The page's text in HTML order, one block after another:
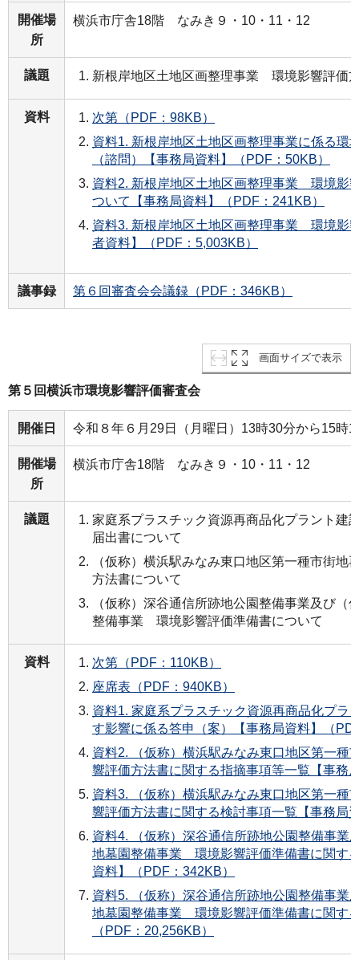
開催場
所
横浜市庁舎18階 なみき９・10・11・12
議題 新根岸地区土地区画整理事業 環境影響評価
資料
次第（PDF：98KB）
資料1. 新根岸地区土地区画整理事業に係る環
（諮問）【事務局資料】（PDF：50KB）
資料2. 新根岸地区土地区画整理事業 環境影
ついて【事務局資料】（PDF：241KB）
資料3. 新根岸地区土地区画整理事業 環境影
者資料】（PDF：5,003KB）
議事録 第６回審査会会議録（PDF：346KB）
画面サイズで表示
第５回横浜市環境影響評価審査会
開催日 令和８年６月29日（月曜日）13時30分から15時
開催場
所
横浜市庁舎18階 なみき９・10・11・12
議題
家庭系プラスチック資源再商品化プラント
届出書について
（仮称）横浜駅みなみ東口地区第一種市街
方法書について
（仮称）深谷通信所跡地公園整備事業及び（
整備事業 環境影響評価準備書について
資料
次第（PDF：110KB）
座席表（PDF：940KB）
資料1. 家庭系プラスチック資源再商品化プラ
す影響に係る答申（案）【事務局資料】（
資料2. （仮称）横浜駅みなみ東口地区第一
響評価方法書に関する指摘事項等一覧【事務
資料3. （仮称）横浜駅みなみ東口地区第一
響評価方法書に関する検討事項一覧【事務局
資料4. （仮称）深谷通信所跡地公園整備事業
地墓園整備事業 環境影響評価準備書に関す
資料】（PDF：342KB）
資料5. （仮称）深谷通信所跡地公園整備事業
地墓園整備事業 環境影響評価準備書に関す
（PDF：20,256KB）